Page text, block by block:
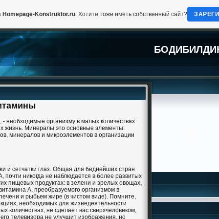
- необходимые организму в малых количествах
жизнь. Минералы это основные элементы:
минералов и микроэлементов в организации
и сетчатки глаз. Общая для беднейших стран
почти никогда не наблюдается в более развитых
пищевых продуктах: в зелени и зрелых овощах,
А, преобразуемого организмом в
и рыбьем жире (в чистом виде). Помните,
необходимых для жизнедеятельности
количествах, не сделает вас сверхчеловеком,
телевизора не улучшит изображения, но
Homepage-Konstruktor.ru. Хотите тоже иметь собственный сайт?